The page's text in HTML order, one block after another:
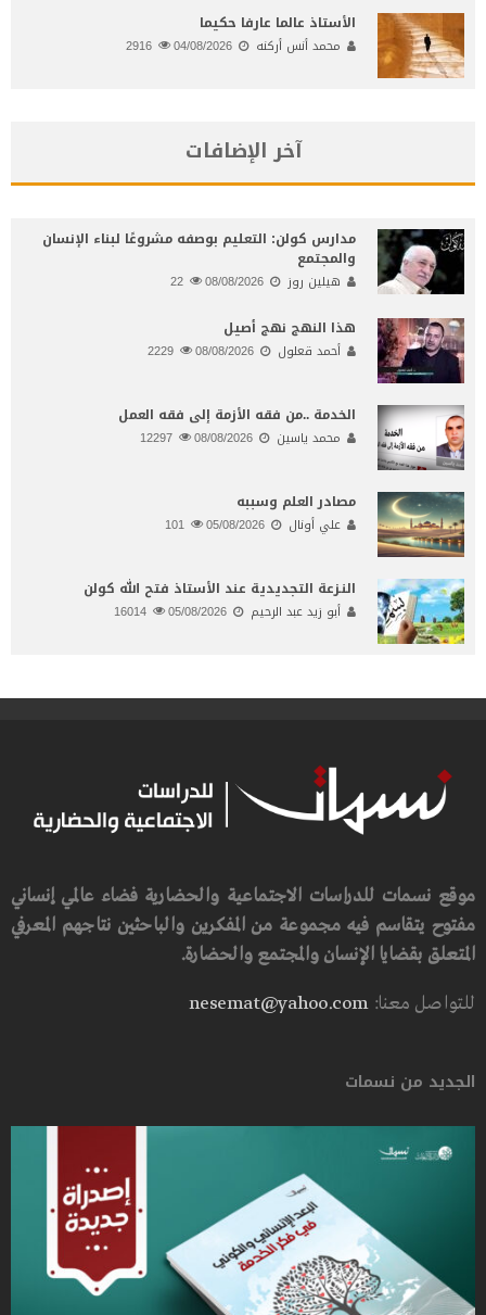
الأستاذ عالما عارفا حكيما
محمد أنس أركنه 04/08/2026
آخر الإضافات
مدارس كولن: التعليم بوصفه مشروعًا لبناء الإنسان
والمجتمع
هيلين روز 08/08/2026
هذا النهج نهج أصيل
أحمد قعلول 08/08/2026
الخدمة ..من فقه الأزمة إلى فقه العمل
محمد ياسين 08/08/2026
مصادر العلم وسببه
علي أونال 05/08/2026
النـزعة التجديدية عند الأستاذ فتح الله كولن
أبو زيد عبد الرحيم 05/08/2026
موقع نسمات للدراسات الاجتماعية والحضارية فضاء عالمي إنساني
مفتوح يتقاسم فيه مجموعة من المفكرين والباحثين نتاجهم المعرفي
المتعلق بقضايا الإنسان والمجتمع والحضارة.
للتواصل معنا:nesemat@yahoo.com
الجديد من نسمات